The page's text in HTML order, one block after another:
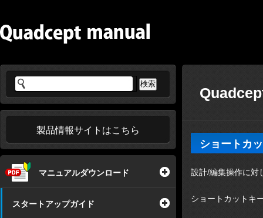
製品情報サイトはこちら
マニュアルダウンロード
スタートアップガイド
ショートカ
設計/編集操作に対
ショートカットキ